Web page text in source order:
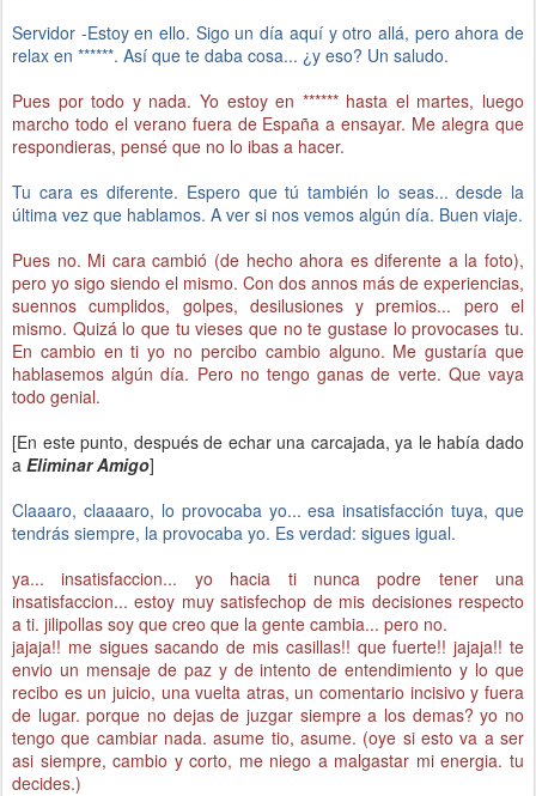
Servidor -Estoy en ello. Sigo un día aquí y otro allá, pero ahora de
relax en ******. Así que te daba cosa... ¿y eso? Un saludo.
Pues por todo y nada. Yo estoy en ****** hasta el martes, luego
marcho todo el verano fuera de España a ensayar. Me alegra que
respondieras, pensé que no lo ibas a hacer.
Tu cara es diferente. Espero que tú también lo seas... desde la
última vez que hablamos. A ver si nos vemos algún día. Buen viaje.
Pues no. Mi cara cambió (de hecho ahora es diferente a la foto),
pero yo sigo siendo el mismo. Con dos annos más de experiencias,
suennos cumplidos, golpes, desilusiones y premios... pero el
mismo. Quizá lo que tu vieses que no te gustase lo provocases tu.
En cambio en ti yo no percibo cambio alguno. Me gustaría que
hablasemos algún día. Pero no tengo ganas de verte. Que vaya
todo genial.
[En este punto, después de echar una carcajada, ya le había dado
a Eliminar Amigo]
Claaaro, claaaaro, lo provocaba yo... esa insatisfacción tuya, que
tendrás siempre, la provocaba yo. Es verdad: sigues igual.
ya... insatisfaccion... yo hacia ti nunca podre tener una
insatisfaccion... estoy muy satisfechop de mis decisiones respecto
a ti. jilipollas soy que creo que la gente cambia... pero no.
jajaja!! me sigues sacando de mis casillas!! que fuerte!! jajaja!! te
envio un mensaje de paz y de intento de entendimiento y lo que
recibo es un juicio, una vuelta atras, un comentario incisivo y fuera
de lugar. porque no dejas de juzgar siempre a los demas? yo no
tengo que cambiar nada. asume tio, asume. (oye si esto va a ser
asi siempre, cambio y corto, me niego a malgastar mi energia. tu
decides.)